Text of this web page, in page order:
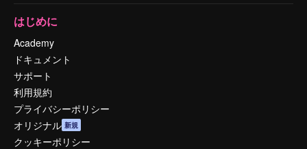
はじめに
Academy
ドキュメント
サポート
利用規約
プライバシーポリシー
オリジナル 新規
クッキーポリシー